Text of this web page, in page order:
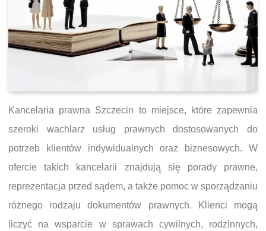
Kancelaria prawna Szczecin to miejsce, które zapewnia
szeroki wachlarz usług prawnych dostosowanych do
potrzeb klientów indywidualnych oraz biznesowych. W
ofercie takich kancelarii znajdują się porady prawne,
reprezentacja przed sądem, a także pomoc w sporządzaniu
różnego rodzaju dokumentów prawnych. Klienci mogą
liczyć na wsparcie w sprawach cywilnych, rodzinnych,